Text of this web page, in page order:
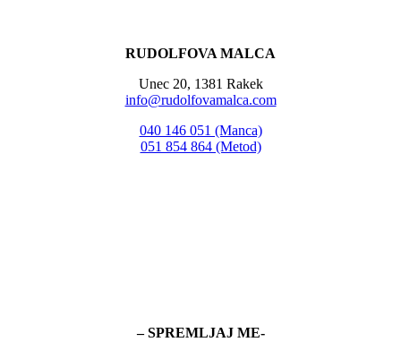
RUDOLFOVA MALCA
Unec 20, 1381 Rakek
info@rudolfovamalca.com
040 146 051 (Manca)
051 854 864 (Metod)
– SPREMLJAJ ME-